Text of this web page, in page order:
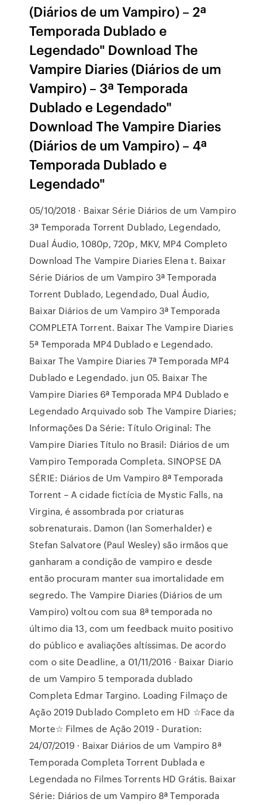
(Diários de um Vampiro) – 2ª
Temporada Dublado e
Legendado" Download The
Vampire Diaries (Diários de um
Vampiro) – 3ª Temporada
Dublado e Legendado"
Download The Vampire Diaries
(Diários de um Vampiro) – 4ª
Temporada Dublado e
Legendado"
05/10/2018 · Baixar Série Diários de um Vampiro
3ª Temporada Torrent Dublado, Legendado,
Dual Áudio, 1080p, 720p, MKV, MP4 Completo
Download The Vampire Diaries Elena t. Baixar
Série Diários de um Vampiro 3ª Temporada
Torrent Dublado, Legendado, Dual Áudio,
Baixar Diários de um Vampiro 3ª Temporada
COMPLETA Torrent. Baixar The Vampire Diaries
5ª Temporada MP4 Dublado e Legendado.
Baixar The Vampire Diaries 7ª Temporada MP4
Dublado e Legendado. jun 05. Baixar The
Vampire Diaries 6ª Temporada MP4 Dublado e
Legendado Arquivado sob The Vampire Diaries;
Informações Da Série: Título Original: The
Vampire Diaries Título no Brasil: Diários de um
Vampiro Temporada Completa. SINOPSE DA
SÉRIE: Diários de Um Vampiro 8ª Temporada
Torrent – A cidade fictícia de Mystic Falls, na
Virgina, é assombrada por criaturas
sobrenaturais. Damon (Ian Somerhalder) e
Stefan Salvatore (Paul Wesley) são irmãos que
ganharam a condição de vampiro e desde
então procuram manter sua imortalidade em
segredo. The Vampire Diaries (Diários de um
Vampiro) voltou com sua 8ª temporada no
último dia 13, com um feedback muito positivo
do público e avaliações altíssimas. De acordo
com o site Deadline, a 01/11/2016 · Baixar Diario
de um Vampiro 5 temporada dublado
Completa Edmar Targino. Loading Filmaço de
Ação 2019 Dublado Completo em HD ☆Face da
Morte☆ Filmes de Ação 2019 - Duration:
24/07/2019 · Baixar Diários de um Vampiro 8ª
Temporada Completa Torrent Dublada e
Legendada no Filmes Torrents HD Grátis. Baixar
Série: Diários de um Vampiro 8ª Temporada